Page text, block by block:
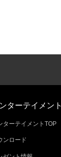
ターテイメント
ターテイメントTOP
ンロード